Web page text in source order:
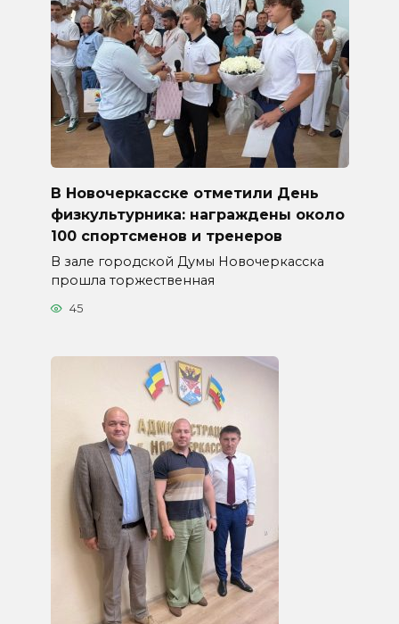
В Новочеркасске отметили День
физкультурника: награждены около
100 спортсменов и тренеров
В зале городской Думы Новочеркасска
прошла торжественная
45